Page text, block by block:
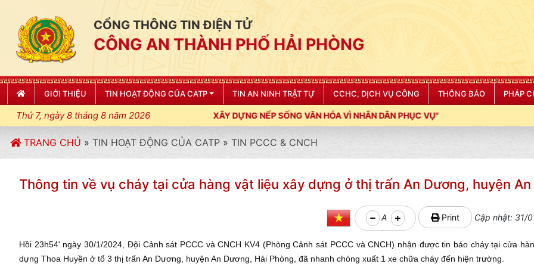
CỔNG THÔNG TIN ĐIỆN TỬ
CÔNG AN THÀNH PHỐ HẢI PHÒNG
GIỚI THIỆU TIN HOẠT ĐỘNG CỦA CATP TIN AN NINH TRẬT TỰ CCHC, DỊCH VỤ CÔNG THÔNG BÁO PHÁP
Thứ 7, ngày 8 tháng 8 năm 2026
KỶ CƯƠNG, ĐIỀU LỆNH; XÂY DỰNG NẾP SỐNG VĂN HÓA VÌ NHÂN DÂN PHỤC VỤ"
TRANG CHỦ » TIN HOẠT ĐỘNG CỦA CATP » TIN PCCC & CNCH
Thông tin về vụ cháy tại cửa hàng vật liệu xây dựng ở thị trấn An Dương, huyện An
A Print Cập nhật: 31/
Hồi 23h54' ngày 30/1/2024, Đội Cảnh sát PCCC và CNCH KV4 (Phòng Cảnh sát PCCC và CNCH) nhận được tin báo cháy tại cửa
dựng Thoa Huyền ở tổ 3 thị trấn An Dương, huyện An Dương, Hải Phòng, đã nhanh chóng xuất 1 xe chữa cháy đến hiện trường.